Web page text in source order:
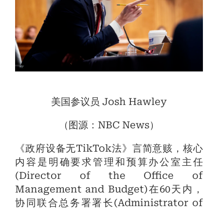
美国参议员 Josh Hawley
（图源：NBC News）
《政府设备无TikTok法》言简意赅，核心
内容是明确要求管理和预算办公室主任
(Director of the Office of
Management and Budget)在60天内，
协同联合总务署署长(Administrator of